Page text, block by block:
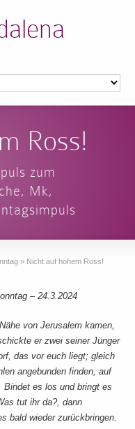
Ross!
zum
, Mk,
» Nicht auf hohem Ross!
– 24.3.2024
von Jerusalem kamen,
er zwei seiner Jünger
das vor euch liegt; gleich
angebunden finden, auf
es los und bringt es
tut ihr da?, dann
bald wieder zurückbringen.